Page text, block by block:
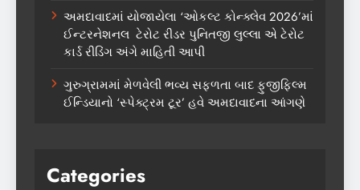
અમદાવાદમાં યોજાયેલા ‘ઓકલ્ટ કોન્ક્લેવ 2026’માં
ઈન્ટરનેશનલ ટેરોટ રીડર પુનિતજી લુલ્લા એ ટેરોટ
કાર્ડ રીડિંગ અંગે માહિતી આપી
ગુરુગ્રામમાં મેળવેલી ભવ્ય સફળતા બાદ ફુજીફિલ્મ
ઈન્ડિયાનો ‘સ્પેક્ટ્રમ ટૂર’ હવે અમદાવાદના આંગણે
Categories